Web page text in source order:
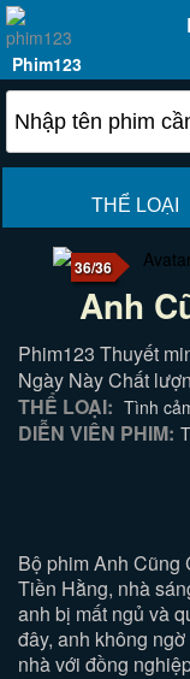
Phim123
THỂ LOẠI
36/36
Anh
Phim123 Thuyết
Ngày Này Chất
THỂ LOẠI: Tình
DIỄN VIÊN PHIM:
Bộ phim Anh Cũng
Tiền Hằng, nhà
anh bị mất ngủ và
đây, anh không
nhà với đồng